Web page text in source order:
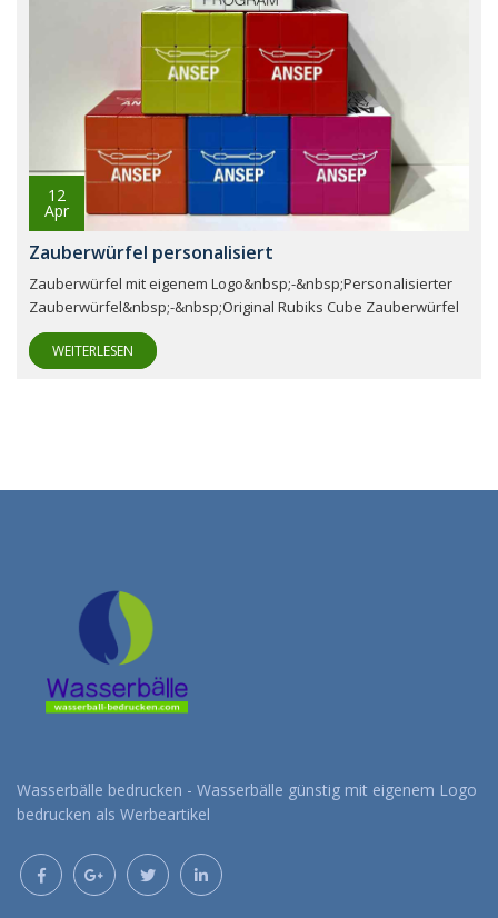
12
Apr
Zauberwürfel personalisiert
Zauberwürfel mit eigenem Logo&nbsp;-&nbsp;Personalisierter
Zauberwürfel&nbsp;-&nbsp;Original Rubiks Cube Zauberwürfel
WEITERLESEN
Wasserbälle bedrucken - Wasserbälle günstig mit eigenem Logo
bedrucken als Werbeartikel